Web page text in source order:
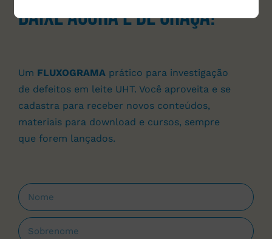
Baixe agora e de graça!
Um FLUXOGRAMA prático para investigação
de defeitos em leite UHT. Você aproveita e se
cadastra para receber novos conteúdos,
materiais para download e cursos, sempre
que forem lançados.